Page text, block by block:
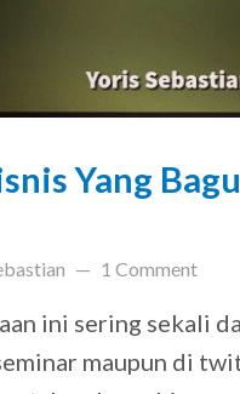
Yang
updated onApril
1 Comment
ini sering sekali
maupun di